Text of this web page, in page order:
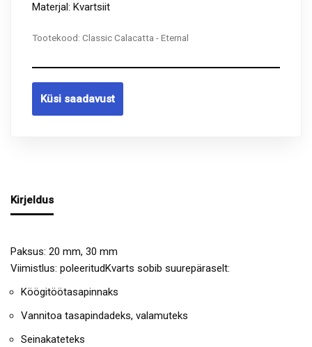
Materjal: Kvartsiit
Tootekood: Classic Calacatta - Eternal
Küsi saadavust
Kirjeldus
Paksus: 20 mm, 30 mm
Viimistlus: poleeritudKvarts sobib suurepäraselt:
Köögitöötasapinnaks
Vannitoa tasapindadeks, valamuteks
Seinakateteks